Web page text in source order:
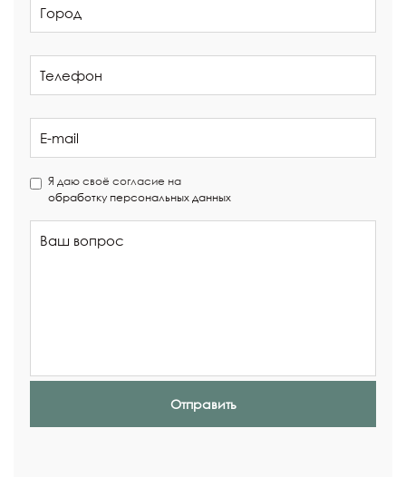
Я даю своё согласие на
обработку персональных данных
Отправить